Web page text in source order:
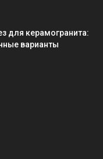
для керамогранита:
варианты